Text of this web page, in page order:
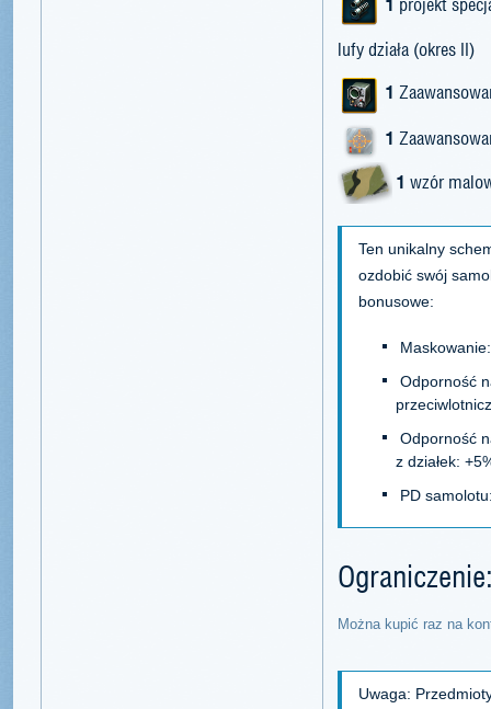
lufy działa (okres II)
1
1
1 wzór
Ten unikalny
ozdobić swój
bonusowe:
Odporność
Odporność
z działek:
PD
Można kupić raz na
Uwaga: